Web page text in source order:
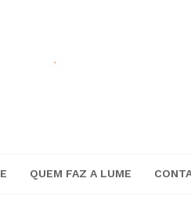
QUEM FAZ A LUME